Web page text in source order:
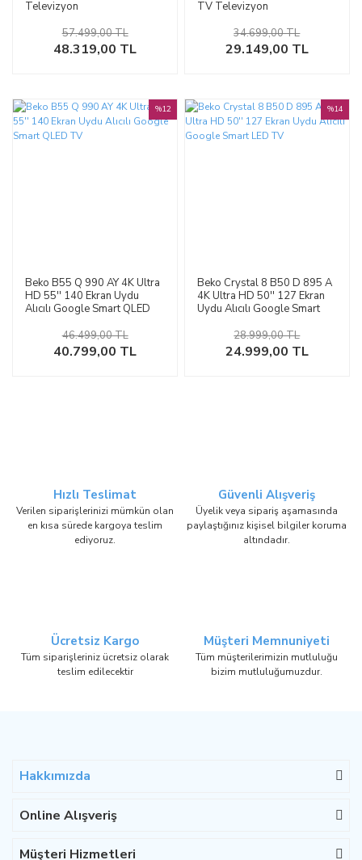
Televizyon
48.319,00 TL
57.499,00 TL
TV Televizyon
29.149,00 TL
34.699,00 TL
Beko B55 Q 990 AY 4K Ultra
HD 55'' 140 Ekran Uydu
Alıcılı Google Smart QLED
%12
40.799,00 TL
46.499,00 TL
Beko Crystal 8 B50 D 895 A
4K Ultra HD 50'' 127 Ekran
Uydu Alıcılı Google Smart
%14
24.999,00 TL
28.999,00 TL
Hızlı Teslimat
Verilen siparişlerinizi mümkün olan
en kısa sürede kargoya teslim
ediyoruz.
Güvenli Alışveriş
Üyelik veya sipariş aşamasında
paylaştığınız kişisel bilgiler koruma
altındadır.
Ücretsiz Kargo
Tüm siparişleriniz ücretsiz olarak
teslim edilecektir
Müşteri Memnuniyeti
Tüm müşterilerimizin mutluluğu
bizim mutluluğumuzdur.
Hakkımızda
Online Alışveriş
Müşteri Hizmetleri